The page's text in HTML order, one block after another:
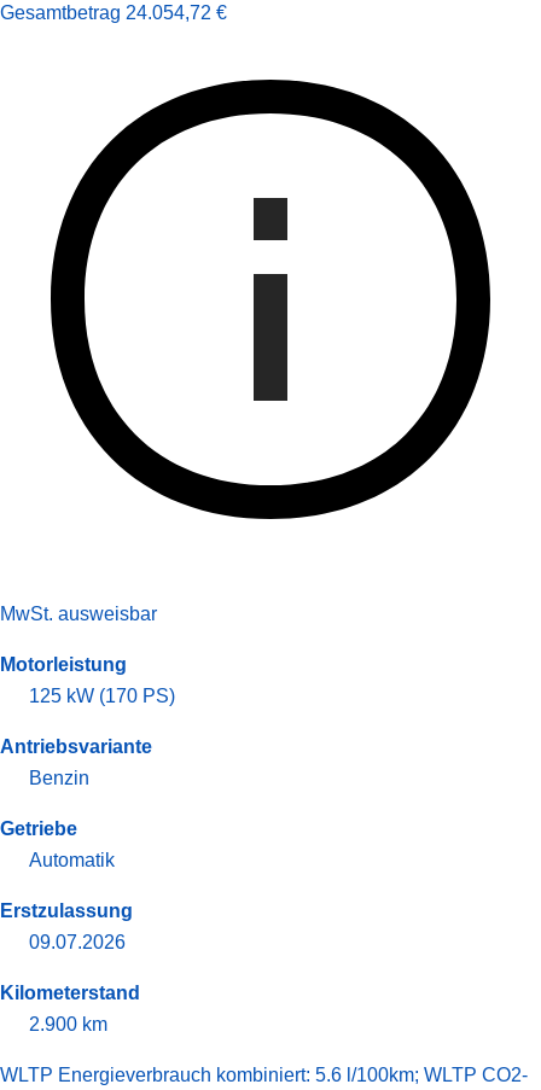
Gesamt­betrag 24.054,72 €
MwSt. ausweisbar
Motorleistung
125 kW (170 PS)
Antriebsvariante
Benzin
Getriebe
Automatik
Erstzulassung
09.07.2026
Kilometerstand
2.900 km
WLTP Energieverbrauch kombiniert: 5.6 l/100km; WLTP CO2-